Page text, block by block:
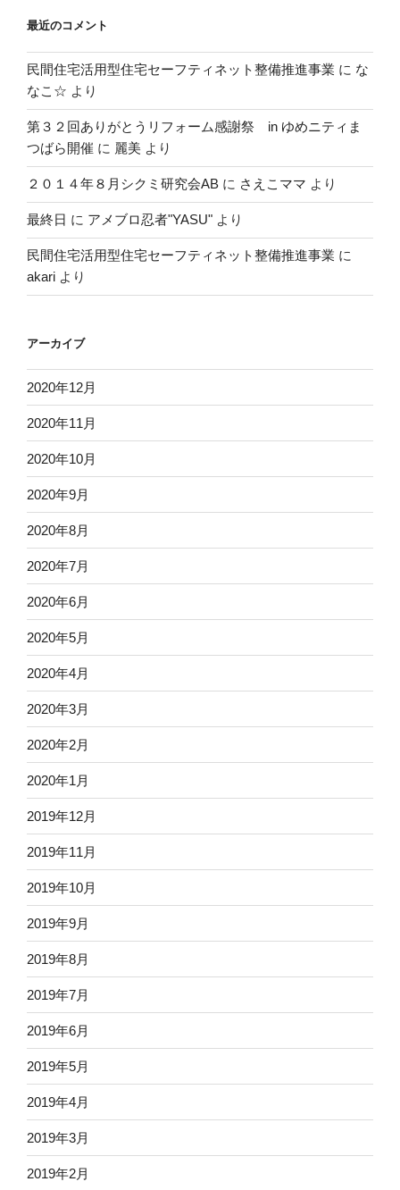
最近のコメント
民間住宅活用型住宅セーフティネット整備推進事業 に な
なこ☆ より
第３２回ありがとうリフォーム感謝祭 in ゆめニティま
つばら開催 に 麗美 より
２０１４年８月シクミ研究会AB に さえこママ より
最終日 に アメブロ忍者"YASU" より
民間住宅活用型住宅セーフティネット整備推進事業 に
akari より
アーカイブ
2020年12月
2020年11月
2020年10月
2020年9月
2020年8月
2020年7月
2020年6月
2020年5月
2020年4月
2020年3月
2020年2月
2020年1月
2019年12月
2019年11月
2019年10月
2019年9月
2019年8月
2019年7月
2019年6月
2019年5月
2019年4月
2019年3月
2019年2月